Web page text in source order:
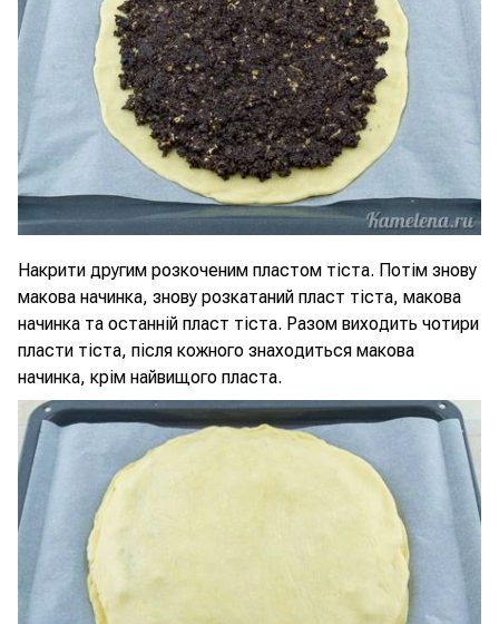
Накрити другим розкоченим пластом тіста. Потім знову
макова начинка, знову розкатаний пласт тіста, макова
начинка та останній пласт тіста. Разом виходить чотири
пласти тіста, після кожного знаходиться макова
начинка, крім найвищого пласта.